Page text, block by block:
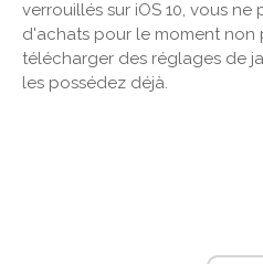
verrouillés sur iOS 10, vous
d'achats pour le moment non
télécharger des réglages de
les possédez déjà.